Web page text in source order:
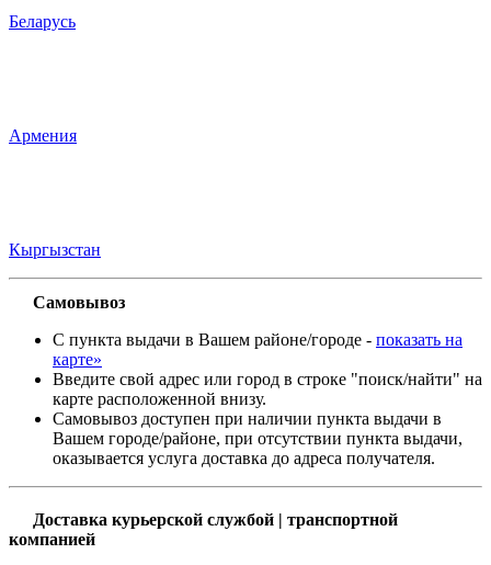
Беларусь
Армения
Кыргызстан
Самовывоз
С пункта выдачи в Вашем районе/городе - показать на
карте»
Введите свой адрес или город в строке "поиск/найти" на
карте расположенной внизу.
Самовывоз доступен при наличии пункта выдачи в
Вашем городе/районе, при отсутствии пункта выдачи,
оказывается услуга доставка до адреса получателя.
Доставка курьерской службой | транспортной
компанией